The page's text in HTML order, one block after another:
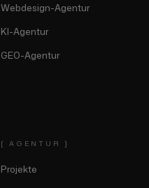
Webdesign-Agentur
KI-Agentur
GEO-Agentur
[ AGENTUR ]
Projekte